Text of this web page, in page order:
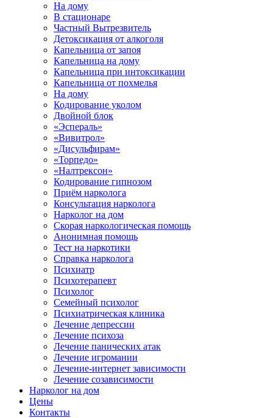
На дому
В стационаре
Частный Вытрезвитель
Детоксикация от алкоголя
Капельница от запоя
Капельница на дому
Капельница при интоксикации
Капельница от похмелья
На дому
Кодирование уколом
Двойной блок
«Эспераль»
«Вивитрол»
«Дисульфирам»
«Торпедо»
«Налтрексон»
Кодирование гипнозом
Приём нарколога
Консультация нарколога
Нарколог на дом
Скорая наркологическая помощь
Анонимная помощь
Тест на наркотики
Справка нарколога
Психиатр
Психотерапевт
Психолог
Семейный психолог
Психиатрическая клиника
Лечение депрессии
Лечение психоза
Лечение панических атак
Лечение игромании
Лечение-интернет зависимости
Лечение созависимости
Нарколог на дом
Цены
Контакты